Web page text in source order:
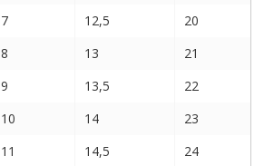
7 12,5
20
8 13
21
9 13,5
22
10 14
23
11 14,5
24